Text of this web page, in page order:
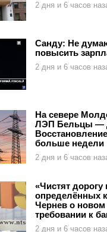
2 дня и 6 часов
Санду: Не
повысить
2 дня и 6 часов
На севере
ЛЭП Бельцы —
больше недели
2 дня и 6 часов
«Чистят дорогу
определённых
Чернев о
требовании к
2 дня и 6 часов